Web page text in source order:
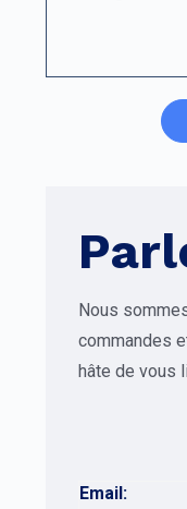
Nous
commandes
hâte de vous
Email: